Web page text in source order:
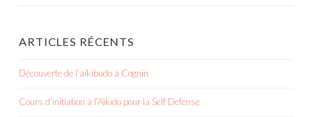
ARTICLES RÉCENTS
Découverte de l’aïkibudo à Cognin
Cours d’initiation à l’Aïkido pour la Self Defense